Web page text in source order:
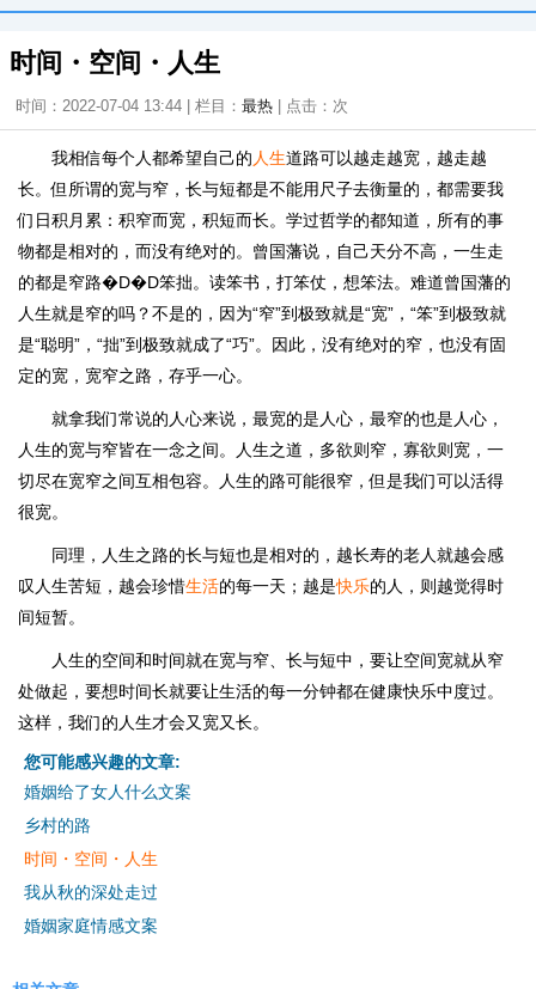
时间・空间・人生
时间：2022-07-04 13:44 | 栏目： 最热 | 点击： 次
我相信每个人都希望自己的 人生道路可以越走越宽，越走越
长。但所谓的宽与窄，长与短都是不能用尺子去衡量的，都需要我
们日积月累：积窄而宽，积短而长。学过哲学的都知道，所有的事
物都是相对的，而没有绝对的。曾国藩说，自己天分不高，一生走
的都是窄路�D�D笨拙。读笨书，打笨仗，想笨法。难道曾国藩的
人生就是窄的吗？不是的，因为“窄”到极致就是“宽”，“笨”到极致就
是“聪明”，“拙”到极致就成了“巧”。因此，没有绝对的窄，也没有固
定的宽，宽窄之路，存乎一心。
就拿我们常说的人心来说，最宽的是人心，最窄的也是人心，
人生的宽与窄皆在一念之间。人生之道，多欲则窄，寡欲则宽，一
切尽在宽窄之间互相包容。人生的路可能很窄，但是我们可以活得
很宽。
同理，人生之路的长与短也是相对的，越长寿的老人就越会感
叹人生苦短，越会珍惜生活的每一天；越是快乐的人，则越觉得时
间短暂。
人生的空间和时间就在宽与窄、长与短中，要让空间宽就从窄
处做起，要想时间长就要让生活的每一分钟都在健康快乐中度过。
这样，我们的人生才会又宽又长。
您可能感兴趣的文章:
婚姻给了女人什么文案
乡村的路
时间・空间・人生
我从秋的深处走过
婚姻家庭情感文案